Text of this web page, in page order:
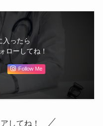
入ったら
ローしてね！
Follow Me
してね！